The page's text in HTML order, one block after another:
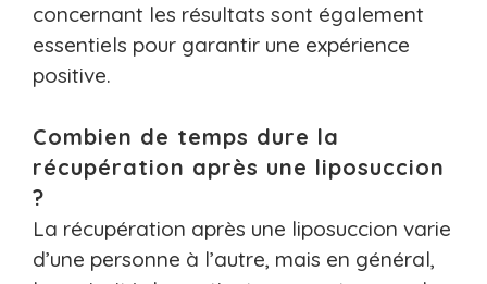
concernant les résultats sont également
essentiels pour garantir une expérience
positive.
Combien de temps dure la
récupération après une liposuccion
?
La récupération après une liposuccion varie
d’une personne à l’autre, mais en général,